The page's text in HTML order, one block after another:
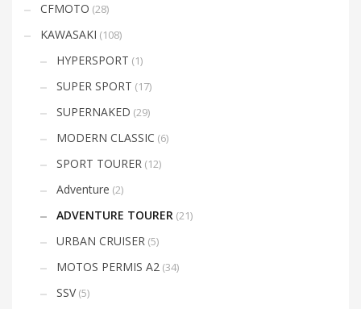
CFMOTO (28)
KAWASAKI (108)
HYPERSPORT (1)
SUPER SPORT (17)
SUPERNAKED (29)
MODERN CLASSIC (6)
SPORT TOURER (12)
Adventure (2)
ADVENTURE TOURER (21)
URBAN CRUISER (5)
MOTOS PERMIS A2 (34)
SSV (5)